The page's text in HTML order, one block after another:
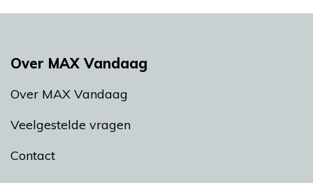
Over MAX Vandaag
Over MAX Vandaag
Veelgestelde vragen
Contact